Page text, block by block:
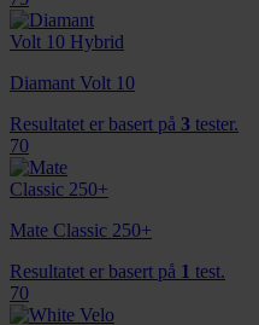
annonsering og
med annen informasjon du
eller som de har samlet inn
Diamant Volt 10
Resultatet er basert på 3 tester.
70
Mate Classic 250+
Resultatet er basert på 1 test.
70